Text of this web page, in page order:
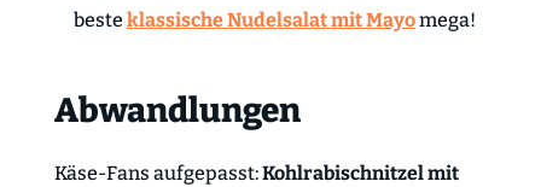
beste klassische Nudelsalat mit Mayomega!
Abwandlungen
Käse-Fans aufgepasst:Kohlrabischnitzel mit